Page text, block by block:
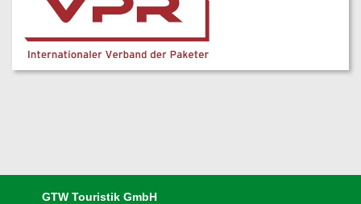
GTW Touristik GmbH